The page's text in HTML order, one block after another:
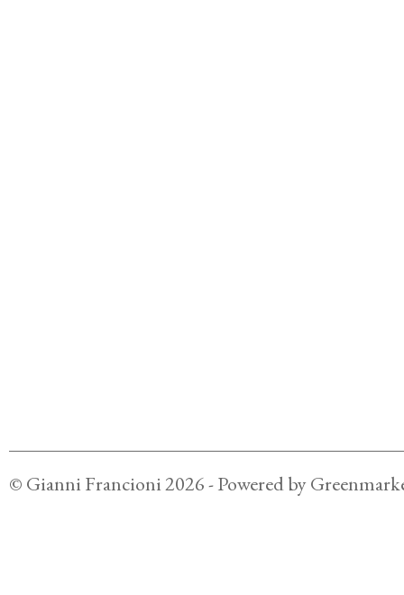
© Gianni Francioni2026- Powered by